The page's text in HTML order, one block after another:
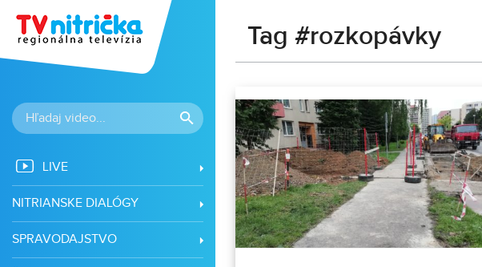
LIVE
NITRIANSKE DIALÓGY
SPRAVODAJSTVO
Tag #rozkopávky